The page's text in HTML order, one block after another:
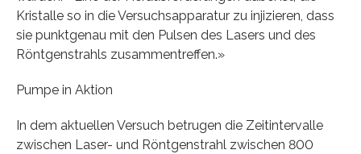
Kristalle so in die Versuchsapparatur zu injizieren, dass
sie punktgenau mit den Pulsen des Lasers und des
Röntgenstrahls zusammentreffen.»
Pumpe in Aktion
In dem aktuellen Versuch betrugen die Zeitintervalle
zwischen Laser- und Röntgenstrahl zwischen 800